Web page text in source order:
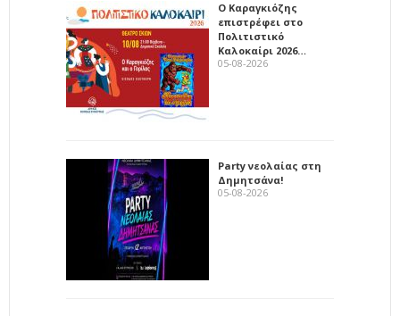
Ο Καραγκιόζης
επιστρέφει στο
Πολιτιστικό
Καλοκαίρι 2026…
05-08-2026
Party νεολαίας στη
Δημητσάνα!
05-08-2026